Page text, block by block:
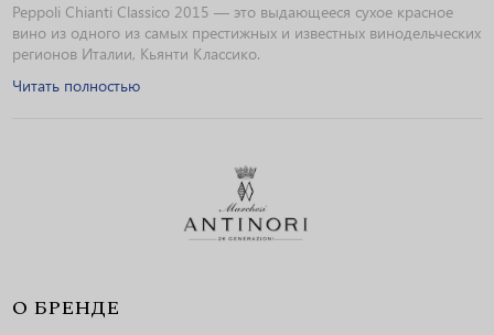
Peppoli Chianti Classico 2015 — это выдающееся сухое красное
вино из одного из самых престижных и известных винодельческих
регионов Италии, Кьянти Классико.
Читать полностью
О БРЕНДЕ